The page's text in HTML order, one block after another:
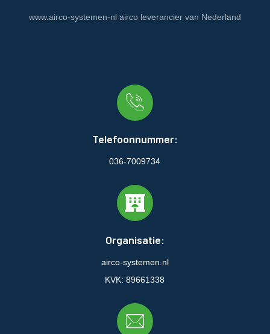
www.airco-systemen-nl airco leverancier van Nederland
Telefoonnummer:
036-7009734
Organisatie:
airco-systemen.nl
KVK: 89661338